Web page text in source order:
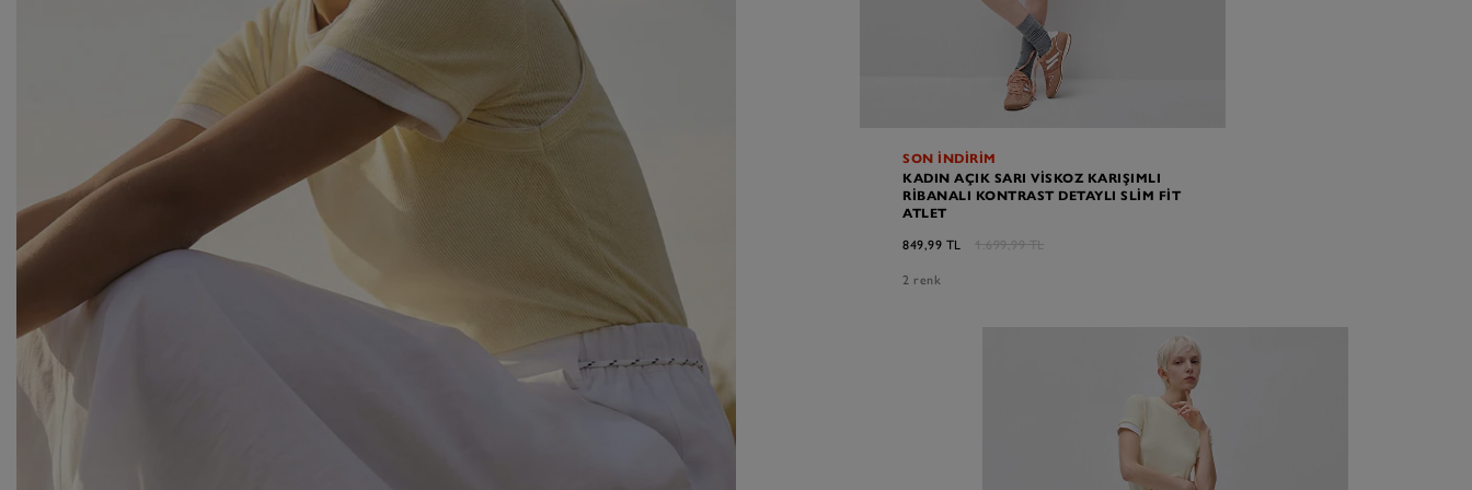
SON İNDİRİM
KADIN AÇIK SARI VISKOZ KARIŞIMLI
RIBANALI KONTRAST DETAYLI SLIM FIT
ATLET
849,99 TL
1.699,99 TL
2 renk